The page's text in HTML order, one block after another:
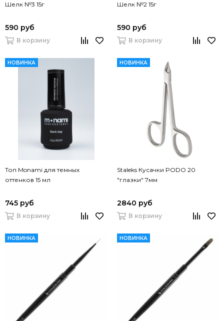
Шелк №3 15г
590 руб
В корзину
Шелк №2 15г
590 руб
В корзину
НОВИНКА
Топ Monami для темных
оттенков 15 мл
745 руб
В корзину
НОВИНКА
Staleks Кусачки PODO 20
"глазки" 7мм
2840 руб
В корзину
НОВИНКА НОВИНКА